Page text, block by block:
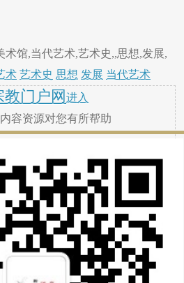
术馆,当代艺术,艺术史,,思想,发展,
术 艺术史 思想 发展 当代艺术
教门户网 进入
容资源对您有所帮助